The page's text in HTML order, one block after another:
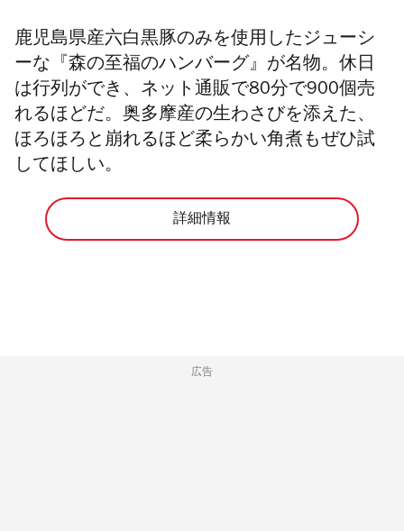
鹿児島県産六白黒豚のみを使用したジューシ
ーな『森の至福のハンバーグ』が名物。休日
は行列ができ、ネット通販で80分で900個売
れるほどだ。奥多摩産の生わさびを添えた、
ほろほろと崩れるほど柔らかい角煮もぜひ試
してほしい。
詳細情報
広告